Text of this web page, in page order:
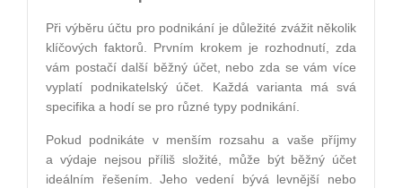
Při výběru účtu pro podnikání je důležité zvážit několik
klíčových faktorů. Prvním krokem je rozhodnutí, zda
vám postačí další běžný účet, nebo zda se vám více
vyplatí podnikatelský účet. Každá varianta má svá
specifika a hodí se pro různé typy podnikání.
Pokud podnikáte v menším rozsahu a vaše příjmy
a výdaje nejsou příliš složité, může být běžný účet
ideálním řešením. Jeho vedení bývá levnější nebo